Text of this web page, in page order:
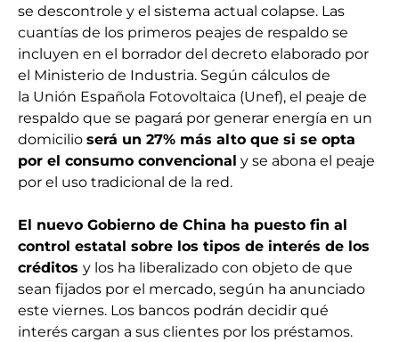
se descontrole y el sistema actual colapse. Las
cuantías de los primeros peajes de respaldo se
incluyen en el borrador del decreto elaborado por
el Ministerio de Industria. Según cálculos de
la Unión Española Fotovoltaica (Unef), el peaje de
respaldo que se pagará por generar energía en un
domicilio será un 27% más alto que si se opta
por el consumo convencional y se abona el peaje
por el uso tradicional de la red.
El nuevo Gobierno de China ha puesto fin al
control estatal sobre los tipos de interés de los
créditos y los ha liberalizado con objeto de que
sean fijados por el mercado, según ha anunciado
este viernes. Los bancos podrán decidir qué
interés cargan a sus clientes por los préstamos.